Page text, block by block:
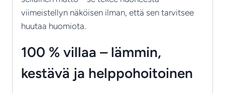
viimeistellyn näköisen ilman, että sen tarvitsee
huutaa huomiota.
100 % villaa – lämmin,
kestävä ja helppohoitoinen